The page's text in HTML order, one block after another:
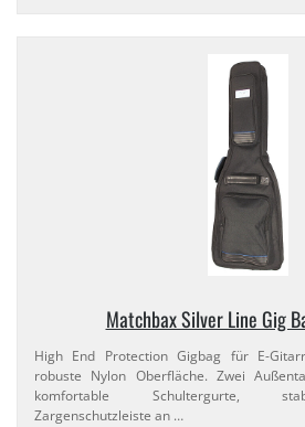
Matchbax Silver Line Gig
High End Protection Gigbag für E-​
robuste Nylon Oberfläche. Zwei
komfortable Schultergurte,
Zargenschutzleiste an …